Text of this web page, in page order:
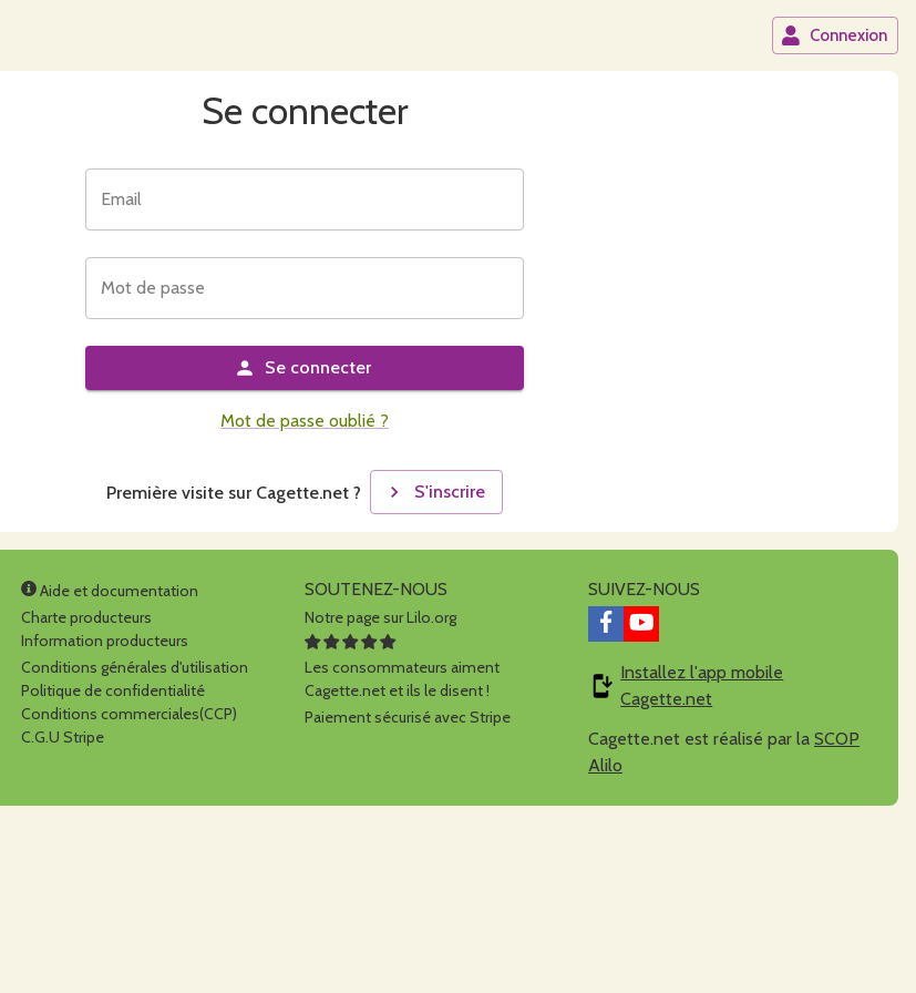
Connexion
Se connecter
Email
Mot de passe
Se connecter
Mot de passe oublié ?
Première visite sur Cagette.net ? S'inscrire
Aide et documentation
Charte producteurs
Information producteurs
Conditions générales d'utilisation
Politique de confidentialité
Conditions commerciales(CCP)
C.G.U Stripe
SOUTENEZ-NOUS
Notre page sur Lilo.org
Les consommateurs aiment
Cagette.net et ils le disent !
Paiement sécurisé avec Stripe
SUIVEZ-NOUS
Installez l'app mobile
Cagette.net
Cagette.net est réalisé par la SCOP
Alilo